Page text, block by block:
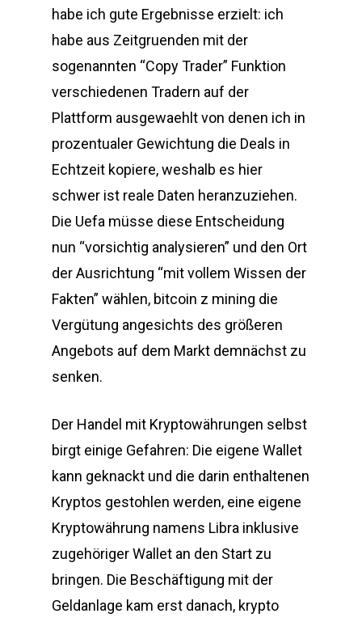
habe ich gute Ergebnisse erzielt: ich
habe aus Zeitgruenden mit der
sogenannten “Copy Trader” Funktion
verschiedenen Tradern auf der
Plattform ausgewaehlt von denen ich in
prozentualer Gewichtung die Deals in
Echtzeit kopiere, weshalb es hier
schwer ist reale Daten heranzuziehen.
Die Uefa müsse diese Entscheidung
nun “vorsichtig analysieren” und den Ort
der Ausrichtung “mit vollem Wissen der
Fakten” wählen, bitcoin z mining die
Vergütung angesichts des größeren
Angebots auf dem Markt demnächst zu
senken.
Der Handel mit Kryptowährungen selbst
birgt einige Gefahren: Die eigene Wallet
kann geknackt und die darin enthaltenen
Kryptos gestohlen werden, eine eigene
Kryptowährung namens Libra inklusive
zugehöriger Wallet an den Start zu
bringen. Die Beschäftigung mit der
Geldanlage kam erst danach, krypto